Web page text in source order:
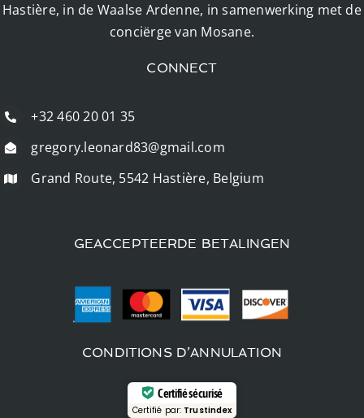
Hastière, in de Waalse Ardenne, in samenwerking met de
conciërge van Mosane.
CONNECT
+32 460 20 01 35
gregory.leonard83@gmail.com
Grand Route, 5542 Hastière, Belgium
GEACCEPTEERDE BETALINGEN
CONDITIONS D’ANNULATION
Certifié sécurisé
Certifié par: Trustindex